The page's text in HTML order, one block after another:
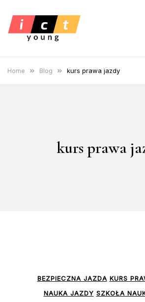
content
ictyoung.pl
Home Blog kurs prawa jazdy
kurs prawa
BEZPIECZNA JAZDA KURS
NAUKA JAZDY SZKOŁA